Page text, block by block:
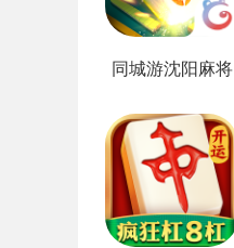
同城游沈阳麻将